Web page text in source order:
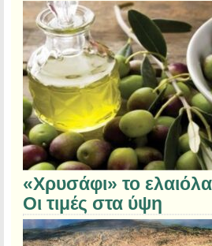
«Χρυσάφι» το
Οι τιμές στα ύψη